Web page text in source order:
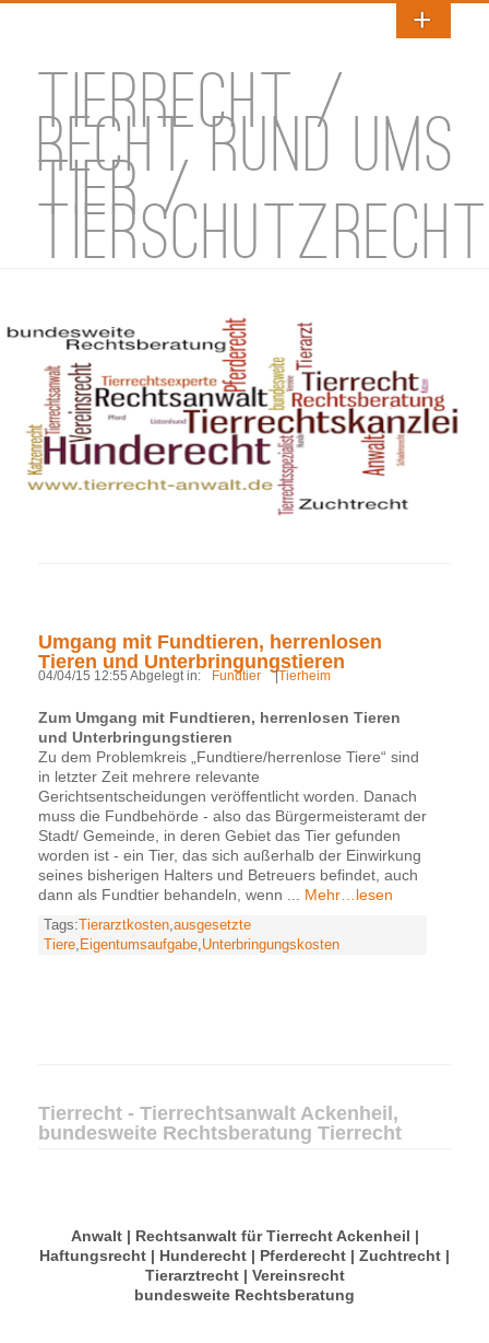
TIERRECHT /
RECHT RUND UMS
TIER /
TIERSCHUTZRECHT
Umgang mit Fundtieren, herrenlosen
Tieren und Unterbringungstieren
04/04/15 12:55 Abgelegt in: Fundtier |Tierheim
Zum Umgang mit Fundtieren, herrenlosen Tieren
und Unterbringungstieren
Zu dem Problemkreis „Fundtiere/herrenlose Tiere“ sind
in letzter Zeit mehrere relevante
Gerichtsentscheidungen veröffentlicht worden. Danach
muss die Fundbehörde - also das Bürgermeisteramt der
Stadt/ Gemeinde, in deren Gebiet das Tier gefunden
worden ist - ein Tier, das sich außerhalb der Einwirkung
seines bisherigen Halters und Betreuers befindet, auch
dann als Fundtier behandeln, wenn ...
Mehr…lesen
Tags:Tierarztkosten ausgesetzte
Tiere Eigentumsaufgabe Unterbringungskosten
Tierrecht - Tierrechtsanwalt Ackenheil,
bundesweite Rechtsberatung Tierrecht
Anwalt | Rechtsanwalt für Tierrecht Ackenheil |
Haftungsrecht | Hunderecht | Pferderecht | Zuchtrecht |
Tierarztrecht | Vereinsrecht
bundesweite Rechtsberatung